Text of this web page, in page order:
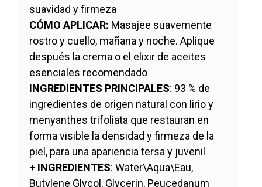
suavidad y firmeza
CÓMO APLICAR: Masajee suavemente
rostro y cuello, mañana y noche. Aplique
después la crema o el elixir de aceites
esenciales recomendado
INGREDIENTES PRINCIPALES: 93 % de
ingredientes de origen natural con lirio y
menyanthes trifoliata que restauran en
forma visible la densidad y firmeza de la
piel, para una apariencia tersa y juvenil
+ INGREDIENTES: Water\Aqua\Eau,
Butylene Glycol, Glycerin, Peucedanum